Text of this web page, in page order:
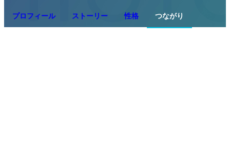
プロフィール ストーリー 性格 つながり